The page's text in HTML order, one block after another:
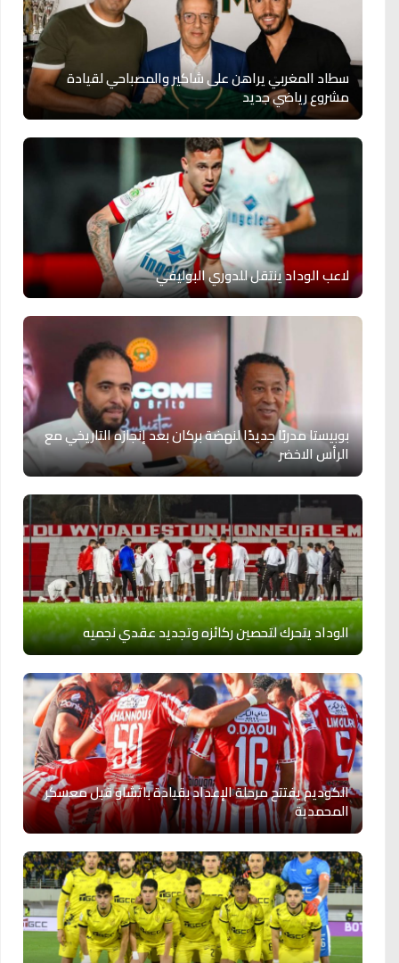
سطاد المغربي يراهن على شاكير والمصباحي لقيادة
مشروع رياضي جديد
لاعب الوداد ينتقل للدوري البوليفي
بوبيستا مدربًا جديدًا لنهضة بركان بعد إنجازه التاريخي مع
الرأس الاخضر
الوداد يتحرك لتحصين ركائزه وتجديد عقدي نجميه
الكوديم يفتتح مرحلة الإعداد بقيادة باتشاو قبل معسكر
المحمدية